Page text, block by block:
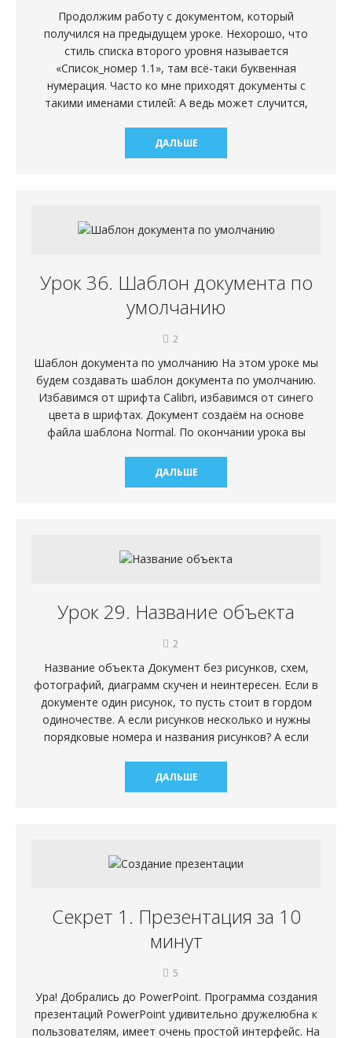
Продолжим работу с документом, который
получился на предыдущем уроке. Нехорошо, что
стиль списка второго уровня называется
«Список_номер 1.1», там всё-таки буквенная
нумерация. Часто ко мне приходят документы с
такими именами стилей: А ведь может случится,
ДАЛЬШЕ
Урок 36. Шаблон документа по
умолчанию
2
Шаблон документа по умолчанию На этом уроке мы
будем создавать шаблон документа по умолчанию.
Избавимся от шрифта Calibri, избавимся от синего
цвета в шрифтах. Документ создаём на основе
файла шаблона Normal. По окончании урока вы
ДАЛЬШЕ
Урок 29. Название объекта
2
Название объекта Документ без рисунков, схем,
фотографий, диаграмм скучен и неинтересен. Если в
документе один рисунок, то пусть стоит в гордом
одиночестве. А если рисунков несколько и нужны
порядковые номера и названия рисунков? А если
ДАЛЬШЕ
Секрет 1. Презентация за 10
минут
5
Ура! Добрались до PowerPoint. Программа создания
презентаций PowerPoint удивительно дружелюбна к
пользователям, имеет очень простой интерфейс. На